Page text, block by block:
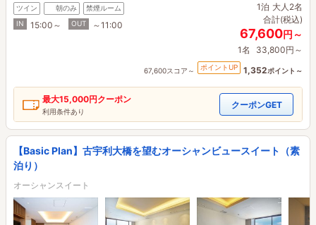
ツイン 朝のみ
禁煙ルーム
IN
15:00～ OUT ～11:00
1泊 大人2名
合計(税込)
67,600円～
1名 33,800円～
67,600スコア～ ポイントUP 1,352ポイント～
最大15,000円クーポン
利用条件あり
クーポンGET
【Basic Plan】古宇利大橋を望むオーシャンビュースイート（素
泊り）
オーシャンスイート